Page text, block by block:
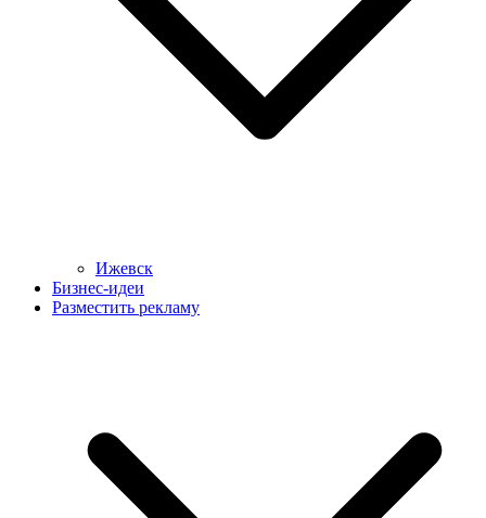
Ижевск
Бизнес-идеи
Разместить рекламу